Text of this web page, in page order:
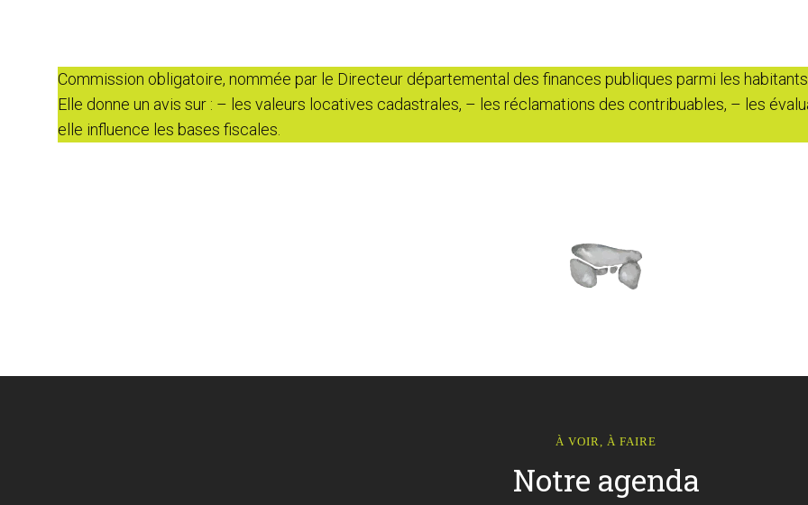
Commission obligatoire, nommée par le Directeur départemental des finances publiques parmi les
Elle donne un avis sur : – les valeurs locatives cadastrales, – les réclamations des contribuables, – les
elle influence les bases fiscales.
À VOIR, À FAIRE
Notre agenda